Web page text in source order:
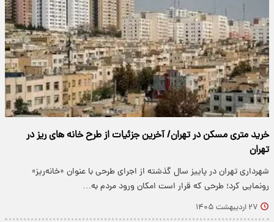
خرید متری مسکن در تهران/ آخرین جزئیات از طرح خانه های ریز در
تهران
شهرداری تهران در پاییز سال گذشته از اجرای طرحی با عنوان «خانه‌ریز»
رونمایی کرد؛ طرحی که قرار است امکان ورود مردم به…
۲۷ اردیبهشت ۱۴۰۵